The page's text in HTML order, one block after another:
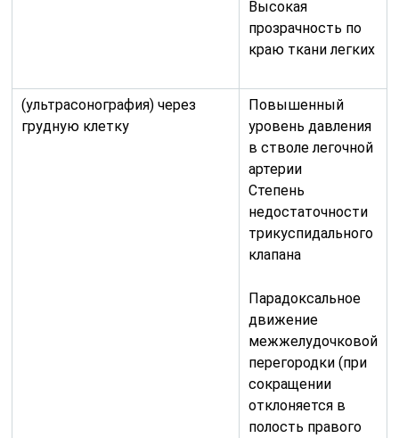
Высокая
прозрачность по
краю ткани легких
(ультрасонография) через
грудную клетку
Повышенный
уровень давления
в стволе легочной
артерии
Степень
недостаточности
трикуспидального
клапана
Парадоксальное
движение
межжелудочковой
перегородки (при
сокращении
отклоняется в
полость правого